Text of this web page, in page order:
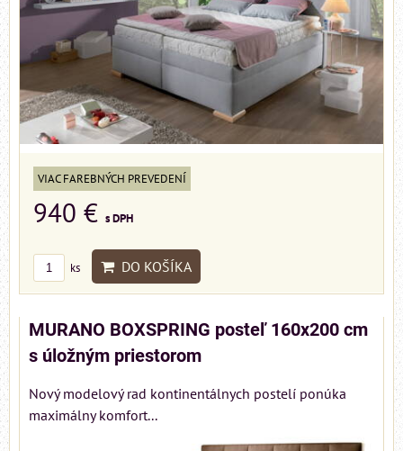
VIAC FAREBNÝCH PREVEDENÍ
940 € s DPH
ks DO KOŠÍKA
MURANO BOXSPRING posteľ 160x200 cm
s úložným priestorom
Nový modelový rad kontinentálnych postelí ponúka
maximálny komfort...